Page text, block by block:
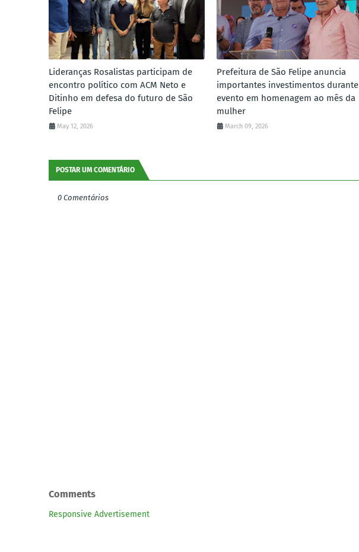
Lideranças Rosalistas participam de
encontro político com ACM Neto e
Ditinho em defesa do futuro de São
Felipe
May 12, 2026
Prefeitura de São Felipe anuncia
importantes investimentos durante
evento em homenagem ao mês da
mulher
March 09, 2026
POSTAR UM COMENTÁRIO
0 Comentários
Comments
Responsive Advertisement